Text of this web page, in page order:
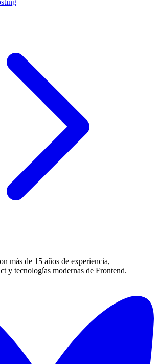
más de 15 años de experiencia,
y tecnologías modernas de Frontend.